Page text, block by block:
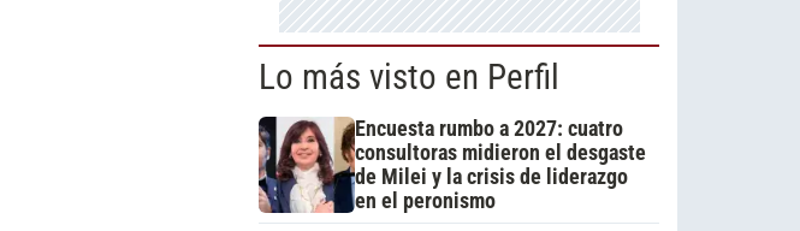
Lo más visto en Perfil
Encuesta rumbo a 2027: cuatro
consultoras midieron el desgaste
de Milei y la crisis de liderazgo
en el peronismo